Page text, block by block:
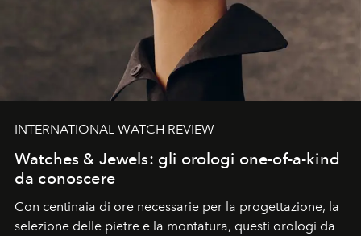
INTERNATIONAL WATCH REVIEW
Watches & Jewels: gli orologi one-of-a-kind
da conoscere
Con centinaia di ore necessarie per la progettazione, la
selezione delle pietre e la montatura, questi orologi da